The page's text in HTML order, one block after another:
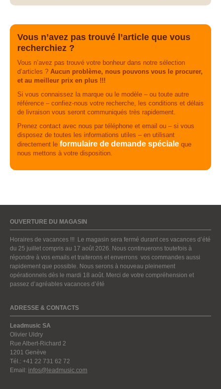
Vous n’avez pas trouvé l’article que vous
recherchiez ?
Vous n’avez pas trouvé votre bonheur dans notre sélection
d’articles ? Aucun problème, nous pouvons vous le procurer,
et au meilleur prix en plus !!!
Si vous connaissez la marque ou le modèle – ou toute autre
référence – confiez-nous votre recherche, les conditions et délais
de livraison vous seront communiqués très rapidement.
Prenez contact avec nous par téléphone et email ou – si vous
disposez de toutes les informations utiles – en utilisant
directement le formulaire de demande spéciale que
nous mettons à votre disposition.
OUVERTURE DU MAGASIN
Horaires de vacances !!! Le magasin sera fermé durant ces vacances d’été
du 25 juillet compris au 17 août 2026. Nous continuerons toutefois à
répondre à vos emails et traiterons et enverrons vos commandes aussi
rapidement que possible. Nous serons à nouveau pleinement
opérationnels dès le mardi 18 août. Merci de votre compréhension et
passez d’agréables vacances d’été
ADRESSE & CONTACTS
Leadmusic SA
Olivier Uldry
Rue Albert-Richard 2
1201 Genève
Tél.: +41 22 731 62 72
Email: infos@leadmusic.com